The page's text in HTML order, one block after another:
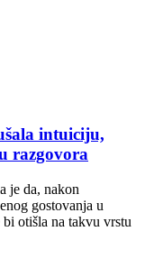
intuiciju,
razgovora
je da, nakon
gostovanja u
otišla na takvu vrstu